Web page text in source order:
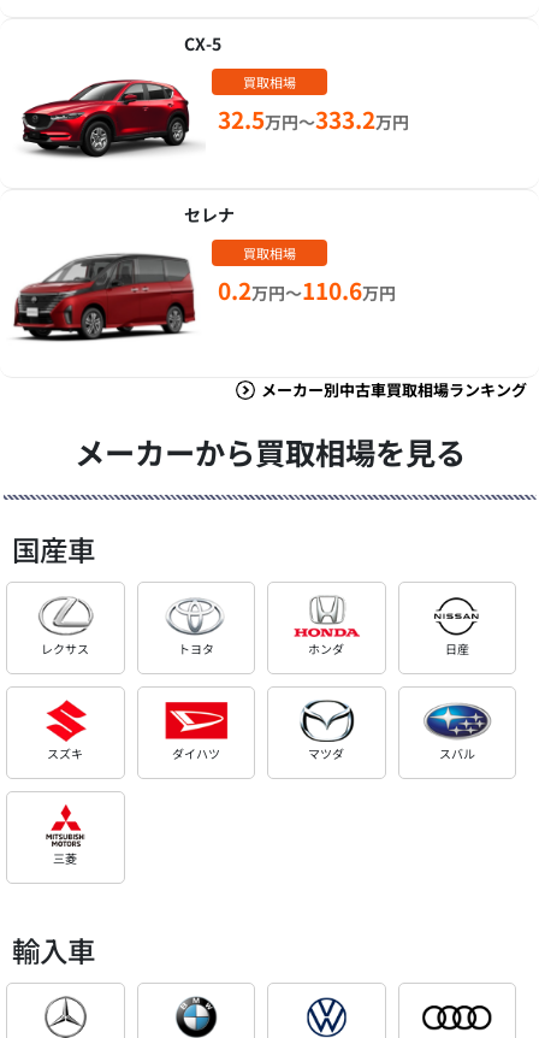
CX-5
買取相場
32.5万円～333.2万円
セレナ
買取相場
0.2万円～110.6万円
メーカー別中古車買取相場ランキング
メーカーから買取相場を見る
国産車
レクサス トヨタ ホンダ 日産
スズキ ダイハツ マツダ スバル
三菱
輸入車